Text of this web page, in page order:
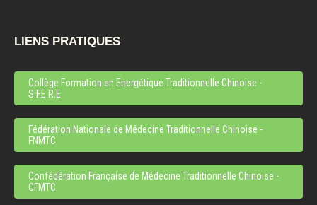
LIENS PRATIQUES
Collège Formation en Energétique Traditionnelle Chinoise -
S.F.E.R.E
Fédération Nationale de Médecine Traditionnelle Chinoise -
FNMTC
Confédération Française de Médecine Traditionnelle Chinoise -
CFMTC